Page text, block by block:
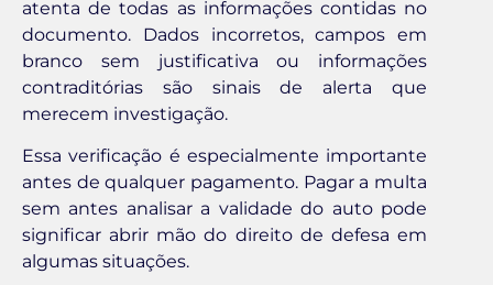
atenta de todas as informações contidas no
documento. Dados incorretos, campos em
branco sem justificativa ou informações
contraditórias são sinais de alerta que
merecem investigação.
Essa verificação é especialmente importante
antes de qualquer pagamento. Pagar a multa
sem antes analisar a validade do auto pode
significar abrir mão do direito de defesa em
algumas situações.